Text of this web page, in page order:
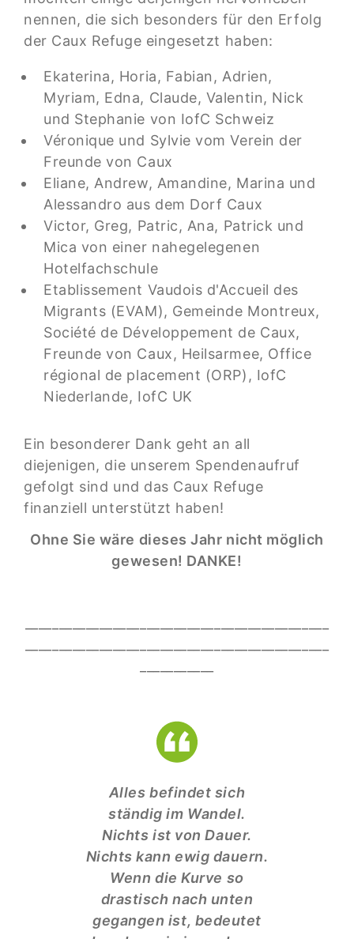
nennen, die sich besonders für den Erfolg
der Caux Refuge eingesetzt haben:
Ekaterina, Horia, Fabian, Adrien,
Myriam, Edna, Claude, Valentin, Nick
und Stephanie von IofC Schweiz
Véronique und Sylvie vom Verein der
Freunde von Caux
Eliane, Andrew, Amandine, Marina und
Alessandro aus dem Dorf Caux
Victor, Greg, Patric, Ana, Patrick und
Mica von einer nahegelegenen
Hotelfachschule
Etablissement Vaudois d'Accueil des
Migrants (EVAM), Gemeinde Montreux,
Société de Développement de Caux,
Freunde von Caux, Heilsarmee, Office
régional de placement (ORP), IofC
Niederlande, IofC UK
Ein besonderer Dank geht an all
diejenigen, die unserem Spendenaufruf
gefolgt sind und das Caux Refuge
finanziell unterstützt haben!
Ohne Sie wäre dieses Jahr nicht möglich
gewesen! DANKE!
Alles befindet sich
ständig im Wandel.
Nichts ist von Dauer.
Nichts kann ewig dauern.
Wenn die Kurve so
drastisch nach unten
gegangen ist, bedeutet